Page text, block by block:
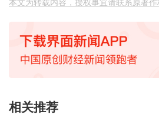
相关推荐